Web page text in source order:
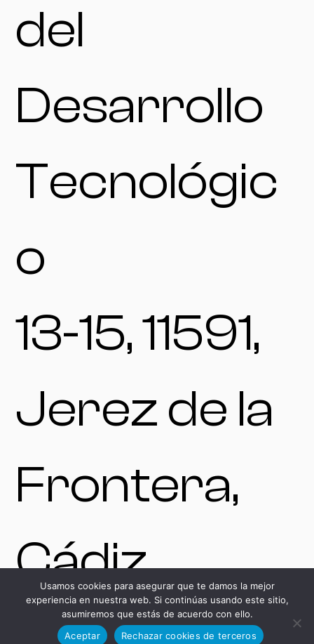
del
Desarrollo
Tecnológic
o
13-15, 11591,
Jerez de la
Frontera,
Cádiz,
Usamos cookies para asegurar que te damos la mejor
experiencia en nuestra web. Si continúas usando este sitio,
asumiremos que estás de acuerdo con ello.
Aceptar
Rechazar cookies de terceros